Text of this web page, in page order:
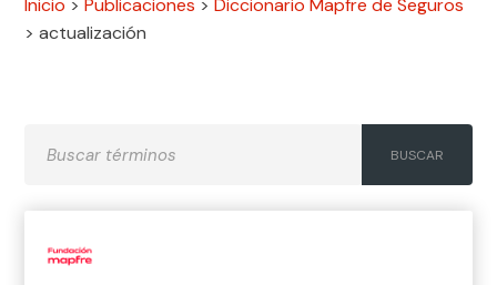
Inicio >Publicaciones >Diccionario Mapfre de Seguros
>actualización
A